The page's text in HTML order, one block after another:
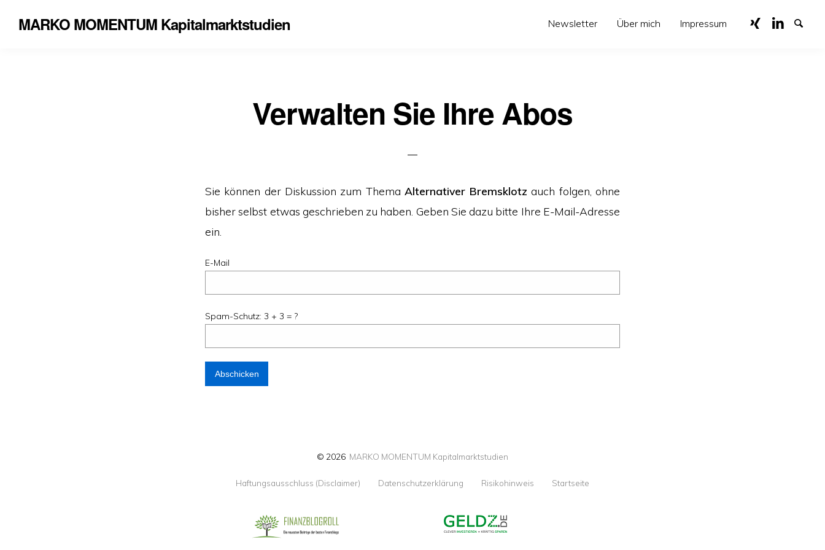
MARKO MOMENTUM Kapitalmarktstudien Newsletter Über mich Impressum
Verwalten Sie Ihre Abos
Sie können der Diskussion zum Thema Alternativer Bremsklotz auch folgen, ohne
bisher selbst etwas geschrieben zu haben. Geben Sie dazu bitte Ihre E-Mail-Adresse
ein.
E-Mail
Spam-Schutz: 3 + 3 = ?
© 2026 MARKO MOMENTUM Kapitalmarktstudien
Haftungsausschluss (Disclaimer) Datenschutzerklärung Risikohinweis Startseite